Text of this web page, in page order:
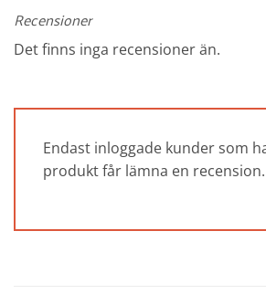
Recensioner
Det finns inga recensioner än.
Endast inloggade kunder som
produkt får lämna en recension.